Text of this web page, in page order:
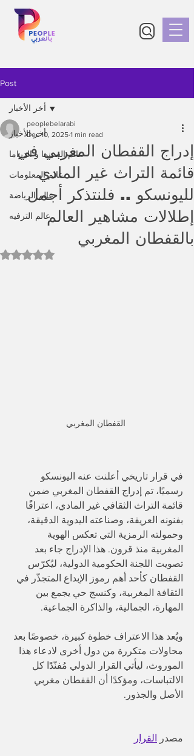
Post
أخر الأخبار
عالم السينما و الدراما
عالم المعلومات
عالم الرياضة
عالم الترفيه
أخر الأخبار
إدراج القفطان المغربي في
قائمة التراث غير المادي
لليونسكو .. فلنتذكر أجمل
إطلالات مشاهير العالم
بالقفطان المغربي
peoplebelarabi
Dec 10, 2025 1 min read
Rated NaN out of 5 stars.
في قرار تاريخي أعلنت عنه اليونسكو
رسميًا، تم إدراج القفطان المغربي ضمن
قائمة التراث الثقافي غير المادي، اعترافًا
بفنونه العريقة، وصناعته اليدوية الدقيقة،
وحمولته الرمزية التي تعكس الهوية
المغربية منذ قرون. هذا الإدراج جاء بعد
تصويت اللجنة الحكومية الدولية، ليُكرّس
القفطان كأحد أهم رموز الإبداع المتجذّر في
الثقافة المغربية، وكنسج حي يجمع بين
المهارة، الجمالية، والذاكرة الجماعية.
ويُعد هذا الاعتراف خطوة كبيرة، خصوصًا بعد
محاولات متكررة من دول أخرى لادعاء هذا
الموروث، ليأتي القرار الدولي مُفنّدًا كل
الالتباسات، ومؤكدًا أن القفطان مغربي
الأصل والجذور.
مصدر القرار